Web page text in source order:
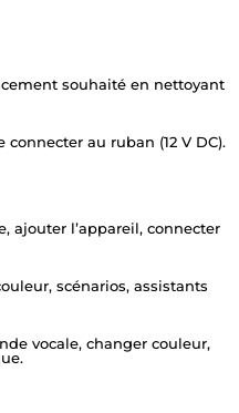
souhaité en nettoyant
au ruban (12 V DC).
ajouter l’appareil, connecter
scénarios, assistants
vocale, changer couleur,